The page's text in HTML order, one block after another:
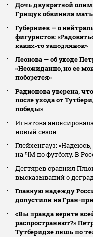
Дочь двукратной
Грищук обвинила
Губерниев — о
фигуристов:
каких‑то заподлянок»
Леонова — об уходе
«Неожиданно, но ее
поборется»
Радионова уверена,
после ухода от
победы»
Игнатова
новый сезон
Глейхенгауз:
на ЧМ по футболу. В
Дегтярев сравнил
высказываний о
Главную надежду
допустили на Гран-
«Вы правда верите
распространяют?»
Тутберидзе лишь по